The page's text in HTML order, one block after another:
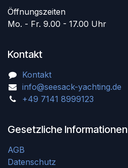
Öffnungszeiten
Mo. - Fr. 9.00 - 17.00 Uhr
Kontakt
Kontakt
info@seesack-yachting.de
+49 7141 8999123
Gesetzliche Informationen
AGB
Datenschutz